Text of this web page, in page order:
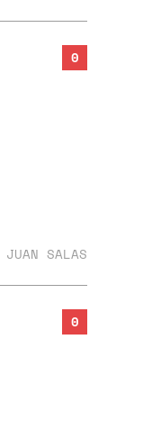
0
JUAN SALAS
0